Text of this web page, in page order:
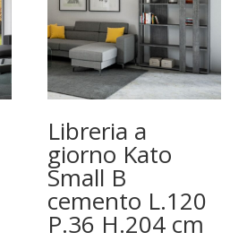
Libreria a
giorno Kato
Small B
cemento L.120
P.36 H.204 cm